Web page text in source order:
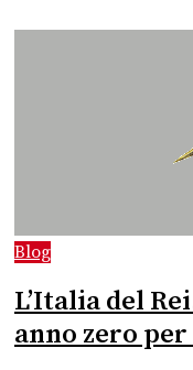
Blog
L’Italia del
anno zero